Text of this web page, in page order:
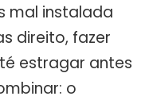
mal instalada
direito, fazer
estragar antes
o